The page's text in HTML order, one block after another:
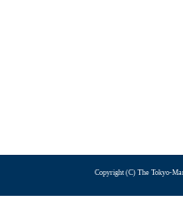
Copyright (C) The Tokyo-